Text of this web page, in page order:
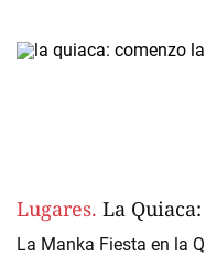
Lugares. La
La Manka Fiesta en la